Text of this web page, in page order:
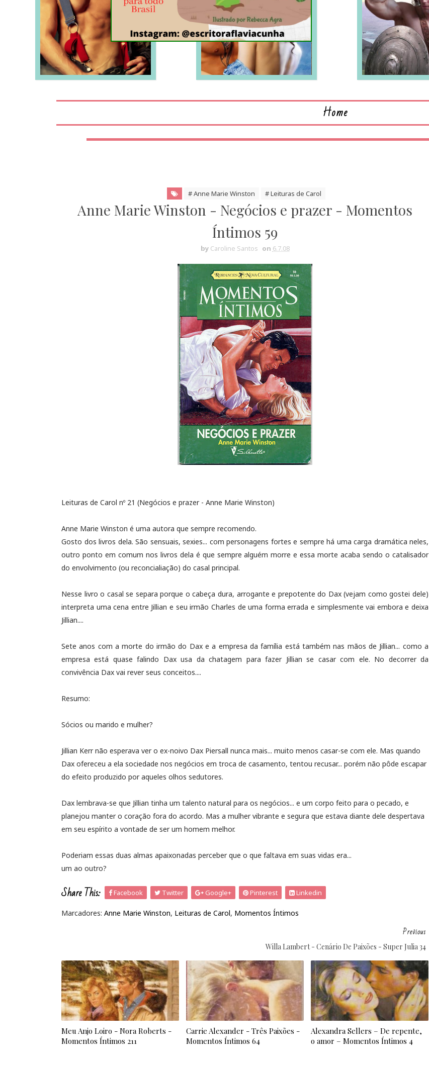
LEIA MAIS
Home
# Anne Marie Winston # Leituras de Carol
Anne Marie Winston - Negócios e prazer - Momentos
Íntimos 59
by Caroline Santos on 6.7.08
Leituras de Carol nº 21 (Negócios e prazer - Anne Marie Winston)
Anne Marie Winston é uma autora que sempre recomendo.
Gosto dos livros dela. São sensuais, sexies... com personagens fortes e sempre há uma carga dramática neles,
outro ponto em comum nos livros dela é que sempre alguém morre e essa morte acaba sendo o catalisador
do envolvimento (ou reconcialiação) do casal principal.
Nesse livro o casal se separa porque o cabeça dura, arrogante e prepotente do Dax (vejam como gostei dele)
interpreta uma cena entre Jillian e seu irmão Charles de uma forma errada e simplesmente vai embora e deixa
Jillian....
Sete anos com a morte do irmão do Dax e a empresa da família está também nas mãos de Jillian... como a
empresa está quase falindo Dax usa da chatagem para fazer Jillian se casar com ele. No decorrer da
convivência Dax vai rever seus conceitos....
Resumo:
Sócios ou marido e mulher?
Jillian Kerr não esperava ver o ex-noivo Dax Piersall nunca mais... muito menos casar-se com ele. Mas quando
Dax ofereceu a ela sociedade nos negócios em troca de casamento, tentou recusar... porém não pôde escapar
do efeito produzido por aqueles olhos sedutores.
Dax lembrava-se que Jillian tinha um talento natural para os negócios... e um corpo feito para o pecado, e
planejou manter o coração fora do acordo. Mas a mulher vibrante e segura que estava diante dele despertava
em seu espírito a vontade de ser um homem melhor.
Poderiam essas duas almas apaixonadas perceber que o que faltava em suas vidas era...
um ao outro?
Share This: Facebook Twitter Google+ Pinterest Linkedin
Marcadores: Anne Marie Winston, Leituras de Carol, Momentos Íntimos
Previous
Willa Lambert - Cenário De Paixões - Super Julia 34
Meu Anjo Loiro - Nora Roberts -
Momentos Íntimos 211
Carrie Alexander - Três Paixões -
Momentos Íntimos 64
Alexandra Sellers – De repente,
o amor – Momentos Íntimos 4